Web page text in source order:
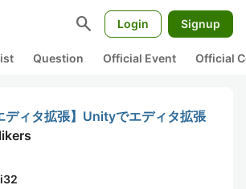
search Login Signup
Question Official Event Official
ディタ拡張】Unityでエディタ拡張
likers